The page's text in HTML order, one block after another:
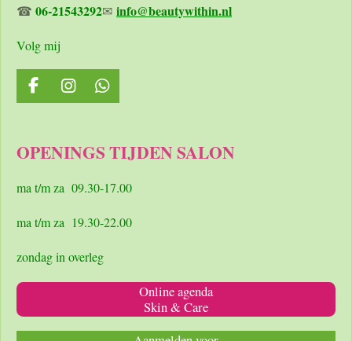
☎ 06-21543292✉ info@beautywithin.nl
Volg mij
F
a
b
o
I
n
a
r
m
W
h
s
p
OPENINGS TIJDEN SALON
ma t/m za 09.30-17.00
ma t/m za 19.30-22.00
zondag in overleg
Online agenda
Skin & Care